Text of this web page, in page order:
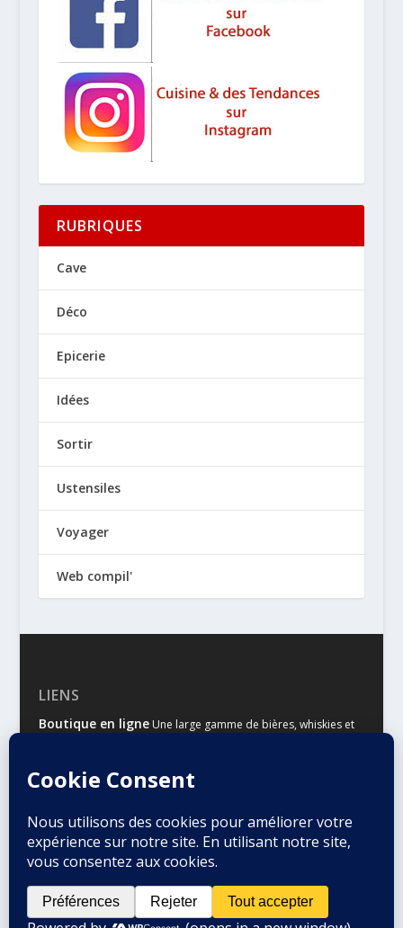
RUBRIQUES
Cave
Déco
Epicerie
Idées
Sortir
Ustensiles
Voyager
Web compil'
LIENS
Boutique en ligneUne large gamme de bières, whiskies et
Malts & HoublonsLe site d’information des amateurs de
Conçu parElegant Themes | Propulsé parWordPress